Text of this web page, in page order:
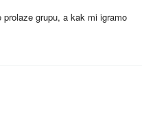
grupu, a kak mi igramo